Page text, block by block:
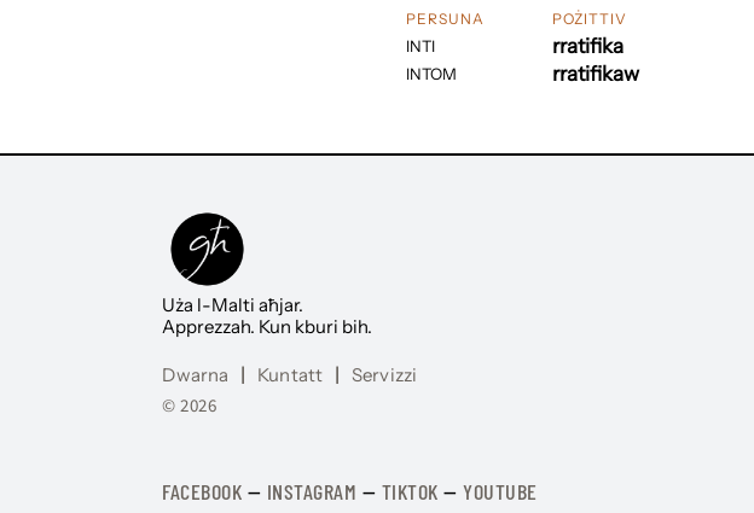
PERSUNA
INTI
INTOM
POŻITTIV
rratifika
rratifikaw
Uża l-Malti aħjar.
Apprezzah. Kun kburi bih.
Dwarna | Kuntatt | Servizzi
© 2026
FACEBOOK — INSTAGRAM — TIKTOK — YOUTUBE